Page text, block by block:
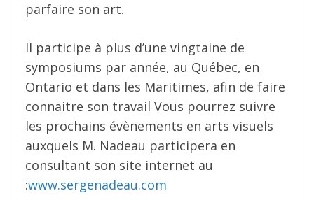
parfaire son art.
Il participe à plus d’une vingtaine de
symposiums par année, au Québec, en
Ontario et dans les Maritimes, afin de faire
connaitre son travail Vous pourrez suivre
les prochains évènements en arts visuels
auxquels M. Nadeau participera en
consultant son site internet au
:www.sergenadeau.com